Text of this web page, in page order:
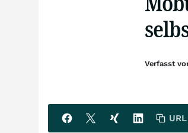
Verfasst